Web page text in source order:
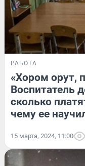
РАБОТА
«Хором орут,
Воспитатель
сколько
чему ее
15 марта, 2024, 11:00